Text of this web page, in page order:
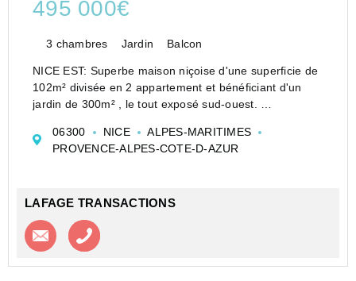
495 000€
3 chambres Jardin Balcon
NICE EST: Superbe maison niçoise d'une superficie de
102m² divisée en 2 appartement et bénéficiant d'un
jardin de 300m² , le tout exposé sud-ouest.
matériaux de qualité se situe dans une rue privée. ...
06300 NICE
ALPES-MARITIMES
PROVENCE-ALPES-COTE-D-AZUR
LAFAGE TRANSACTIONS
Contacter l'agence